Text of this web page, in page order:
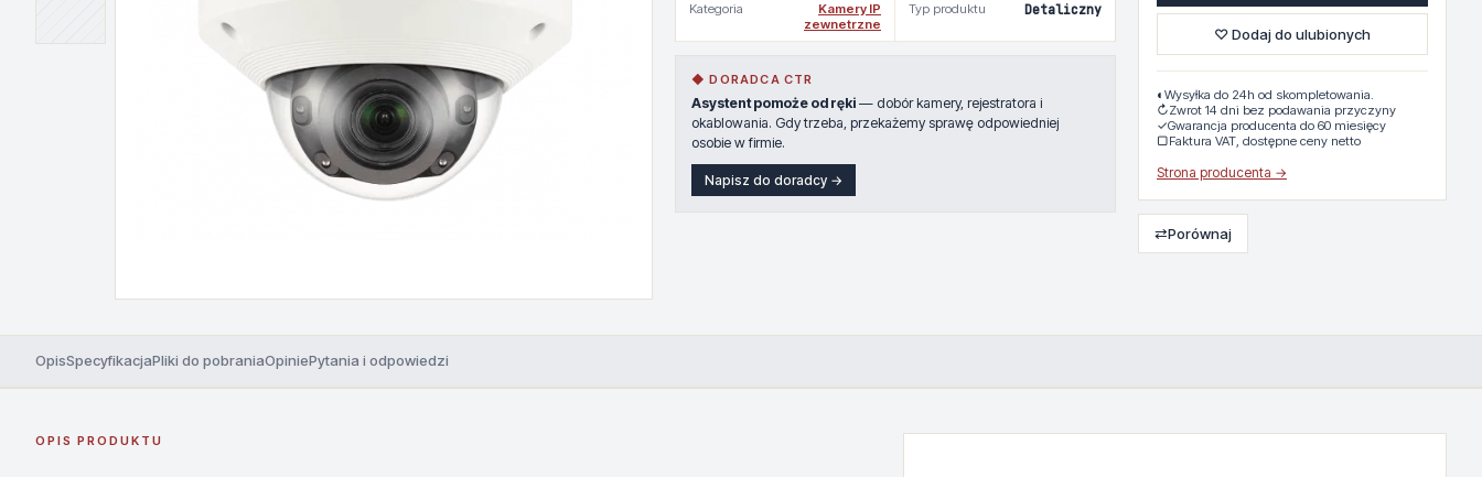
Kategoria
Kamery IP
zewnetrzne
Typ produktu Detaliczny
◆ DORADCA CTR
Asystent pomoże od ręki — dobór kamery, rejestratora i
okablowania. Gdy trzeba, przekażemy sprawę odpowiedniej
osobie w firmie.
Napisz do doradcy →
♡ Dodaj do ulubionych
◐ Wysyłka do 24h od skompletowania.
↻Zwrot 14 dni bez podawania przyczyny
✓Gwarancja producenta do 60 miesięcy
▢Faktura VAT, dostępne ceny netto
Strona producenta →
⇄Porównaj
OpisSpecyfikacjaPliki do pobraniaOpiniePytania i odpowiedzi
OPIS PRODUKTU